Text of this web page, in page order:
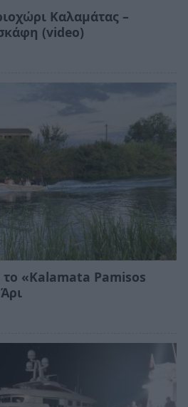
Καλαμάτας –
(video)
το «Kalamata Pamisos